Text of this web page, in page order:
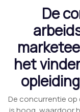
De
het
De concurrentie op